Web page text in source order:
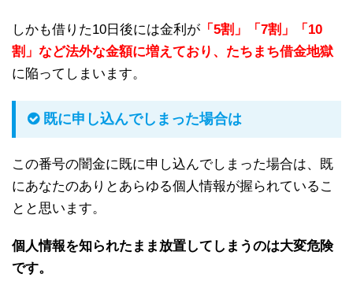
しかも借りた10日後には金利が 「5割」「7割」「10
割」など法外な金額に増えており、たちまち借金地獄
に陥ってしまいます。
既に申し込んでしまった場合は
この番号の闇金に既に申し込んでしまった場合は、既
にあなたのありとあらゆる個人情報が握られているこ
とと思います。
個人情報を知られたまま放置してしまうのは大変危険
です。